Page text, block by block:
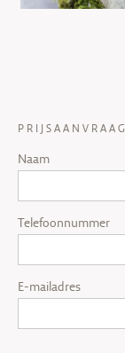
PRIJSAANVRAAG
Naam
Telefoonnummer
E-mailadres